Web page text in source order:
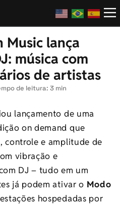
Music lança
música com
de artistas
de leitura: 3 min
lançamento de uma
on demand que
controle e amplitude de
vibração e
DJ – tudo em um
já podem ativar o Modo
hospedadas por